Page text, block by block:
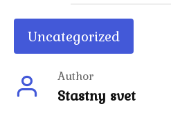
Uncategorized
Author
Stastny svet